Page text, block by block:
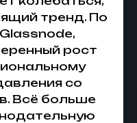
тренд. По
рост
со
Всё больше